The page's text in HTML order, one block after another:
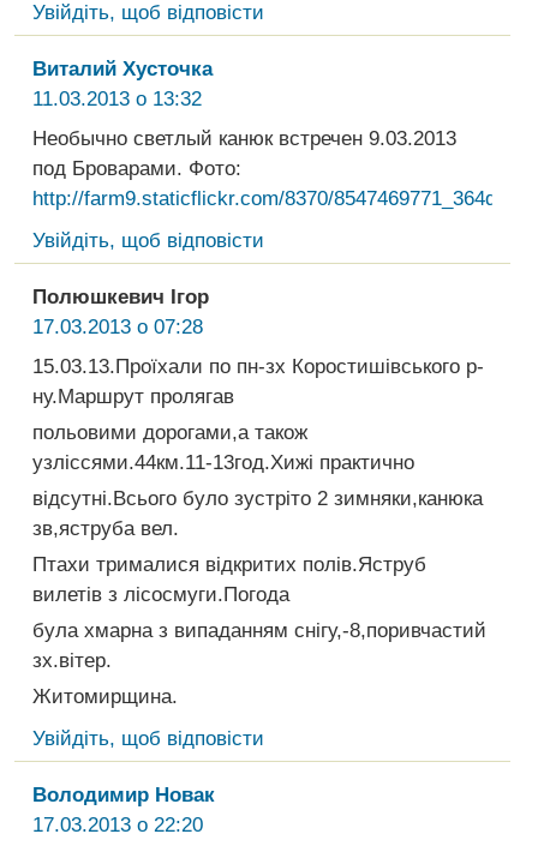
Увійдіть, щоб відповісти
Виталий Хусточка
11.03.2013 о 13:32
Необычно светлый канюк встречен 9.03.2013
под Броварами. Фото:
http://farm9.staticflickr.com/8370/
Увійдіть, щоб відповісти
Полюшкевич Ігор
17.03.2013 о 07:28
15.03.13.Проїхали по пн-зх Коростишівського р-
ну.Маршрут пролягав
польовими дорогами,а також
узліссями.44км.11-13год.Хижі практично
відсутні.Всього було зустріто 2 зимняки,канюка
зв,яструба вел.
Птахи трималися відкритих полів.Яструб
вилетів з лісосмуги.Погода
була хмарна з випаданням снігу,-8,поривчастий
зх.вітер.
Житомирщина.
Увійдіть, щоб відповісти
Володимир Новак
17.03.2013 о 22:20